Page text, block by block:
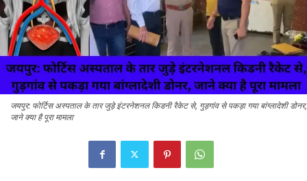
जयपुर: फोर्टिस अस्पताल के तार जुड़े इंटरनेशनल किडनी रैकेट से, गुड़गांव से पकड़ा गया बांग्लादेशी डोनर,
जाने क्या है पूरा मामला